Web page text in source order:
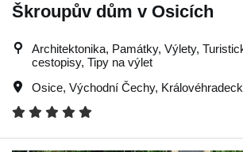
Škroupův dům v Osicích
Architektonika, Památky, Výlety,
cestopisy, Tipy na výlet
Osice, Východní Čechy,